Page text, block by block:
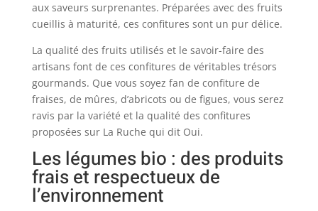
aux saveurs surprenantes. Préparées avec des fruits
cueillis à maturité, ces confitures sont un pur délice.
La qualité des fruits utilisés et le savoir-faire des
artisans font de ces confitures de véritables trésors
gourmands. Que vous soyez fan de confiture de
fraises, de mûres, d’abricots ou de figues, vous serez
ravis par la variété et la qualité des confitures
proposées sur La Ruche qui dit Oui.
Les légumes bio : des produits
frais et respectueux de
l’environnement